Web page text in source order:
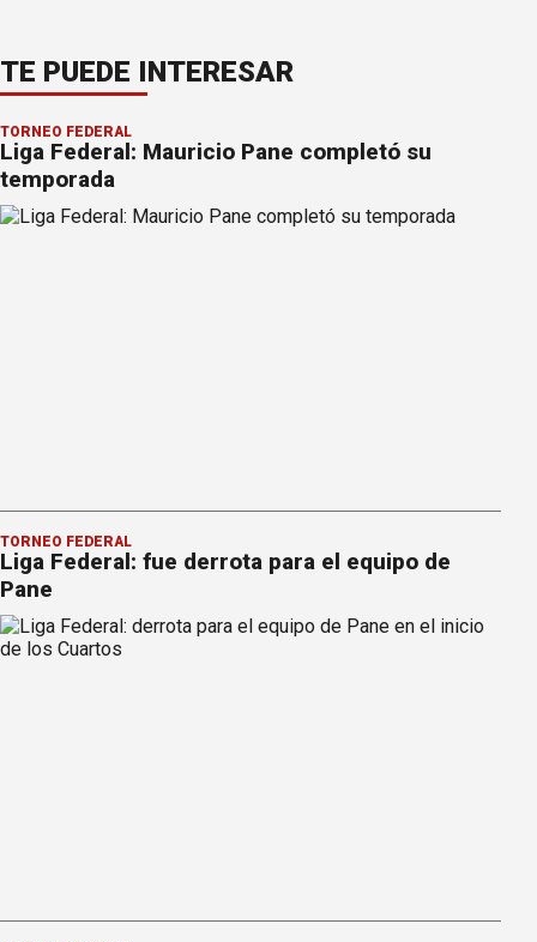
TE PUEDE INTERESAR
TORNEO FEDERAL
Liga Federal: Mauricio Pane completó su
temporada
TORNEO FEDERAL
Liga Federal: fue derrota para el equipo de
Pane